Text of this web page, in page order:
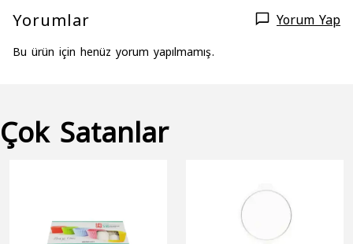
Yorumlar Yorum Yap
Bu ürün için henüz yorum yapılmamış.
Çok Satanlar